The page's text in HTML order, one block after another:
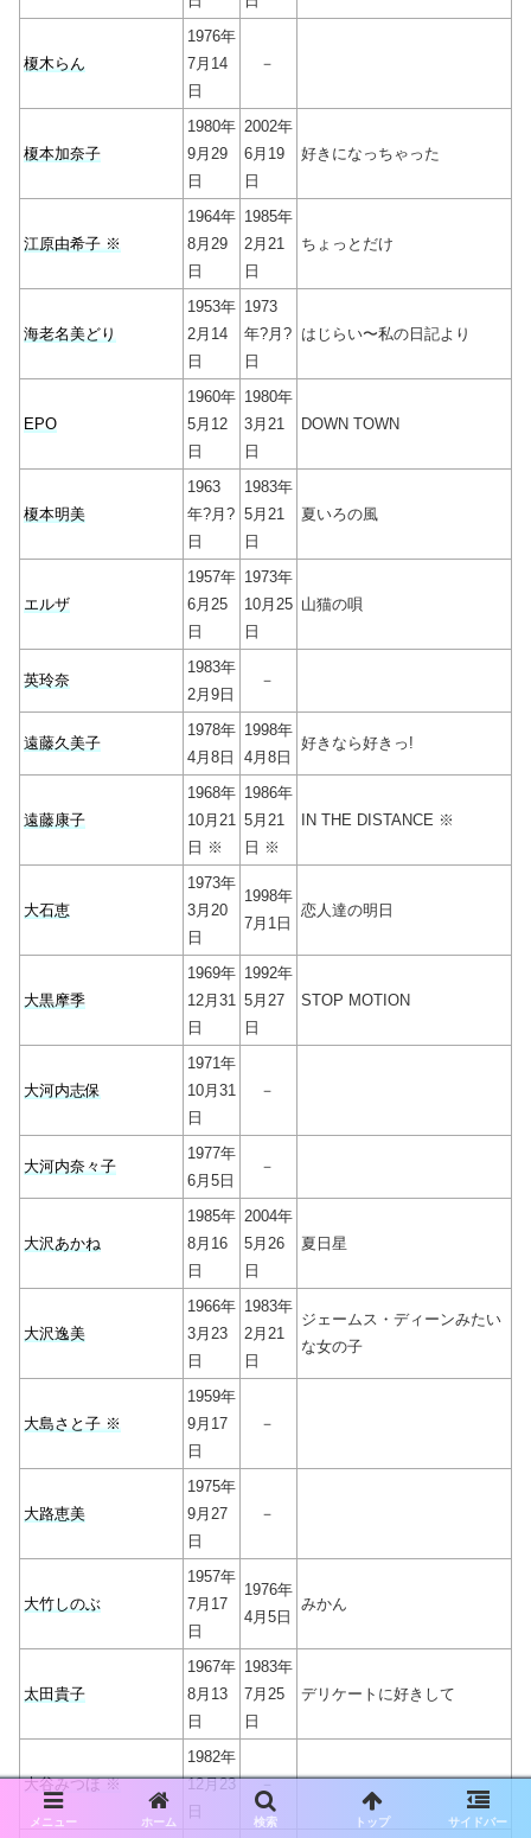
榎木らん
1976年
7月14
日
－
榎本加奈子
1980年
9月29
日
2002年
6月19
日
好きになっちゃった
江原由希子 ※
1964年
8月29
日
1985年
2月21
日
ちょっとだけ
海老名美どり
1953年
2月14
日
1973
年?月?
日
はじらい〜私の日記より
EPO
1960年
5月12
日
1980年
3月21
日
DOWN TOWN
榎本明美
1963
年?月?
日
1983年
5月21
日
夏いろの風
エルザ
1957年
6月25
日
1973年
10月25
日
山猫の唄
英玲奈
1983年
2月9日
－
遠藤久美子
1978年
4月8日
1998年
4月8日
好きなら好きっ!
遠藤康子
1968年
10月21
日 ※
1986年
5月21
日 ※
IN THE DISTANCE ※
大石恵
1973年
3月20
日
1998年
7月1日
恋人達の明日
大黒摩季
1969年
12月31
日
1992年
5月27
日
STOP MOTION
大河内志保
1971年
10月31
日
－
大河内奈々子
1977年
6月5日
－
大沢あかね
1985年
8月16
日
2004年
5月26
日
夏日星
大沢逸美
1966年
3月23
日
1983年
2月21
日
ジェームス・ディーンみたい
な女の子
大島さと子 ※
1959年
9月17
日
－
大路恵美
1975年
9月27
日
－
大竹しのぶ
1957年
7月17
日
1976年
4月5日
みかん
太田貴子
1967年
8月13
日
1983年
7月25
日
デリケートに好きして
大谷みつほ ※
1982年
12月23
日
－
メニュー ホーム 検索 トップ サイドバー